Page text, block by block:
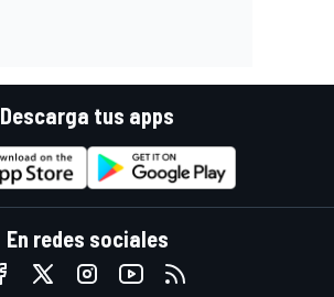
Descarga tus apps
En redes sociales